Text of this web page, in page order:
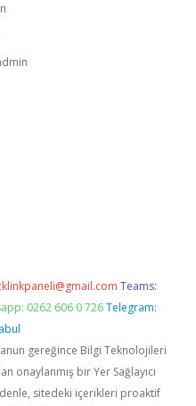
Teams:
0262 606 0 726 Telegram:
gereğince Bilgi Teknolojileri
onaylanmış bir Yer Sağlayıcı
sitedeki içerikleri proaktif